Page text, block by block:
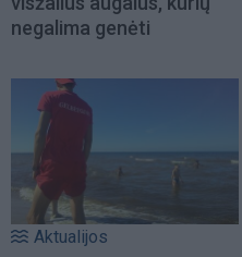
negalima genėti
Aktualijos